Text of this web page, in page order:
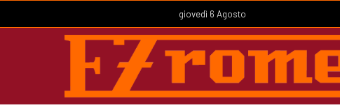
giovedì 6 Agosto